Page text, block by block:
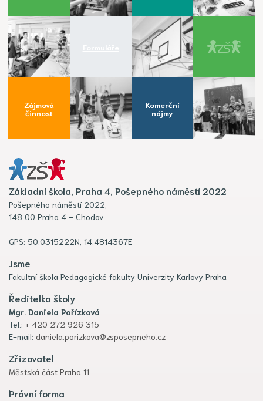
Zájmová
činnost
Komerční
nájmy
Základní škola, Praha 4, Pošepného náměstí 2022
Pošepného náměstí 2022,
148 00 Praha 4 – Chodov
GPS: 50.0315222N, 14.4814367E
Jsme
Fakultní škola Pedagogické fakulty Univerzity Karlovy Praha
Ředitelka školy
Mgr. Daniela Pořízková
Tel.: + 420 272 926 315
E-mail: daniela.porizkova@zsposepneho.cz
Zřizovatel
Městská část Praha 11
Právní forma